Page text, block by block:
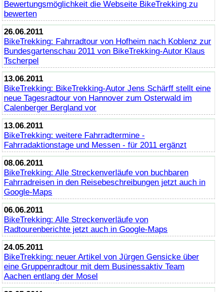
Bewertungsmöglichkeit die Webseite BikeTrekking zu
bewerten
26.06.2011
BikeTrekking: Fahrradtour von Hofheim nach Koblenz zur
Bundesgartenschau 2011 von BikeTrekking-Autor Klaus
Tscherpel
13.06.2011
BikeTrekking: BikeTrekking-Autor Jens Schärff stellt eine
neue Tagesradtour von Hannover zum Osterwald im
Calenberger Bergland vor
13.06.2011
BikeTrekking: weitere Fahrradtermine -
Fahrradaktionstage und Messen - für 2011 ergänzt
08.06.2011
BikeTrekking: Alle Streckenverläufe von buchbaren
Fahrradreisen in den Reisebeschreibungen jetzt auch in
Google-Maps
06.06.2011
BikeTrekking: Alle Streckenverläufe von
Radtourenberichte jetzt auch in Google-Maps
24.05.2011
BikeTrekking: neuer Artikel von Jürgen Gensicke über
eine Gruppenradtour mit dem Businessaktiv Team
Aachen entlang der Mosel